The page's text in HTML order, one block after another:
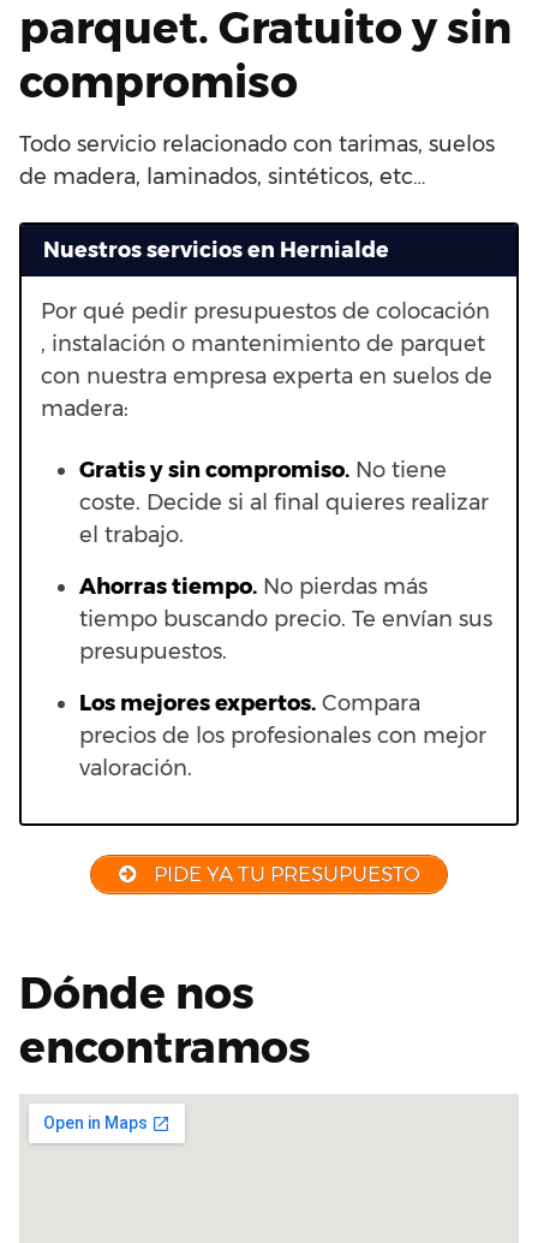
parquet. Gratuito y sin
compromiso
Todo servicio relacionado con tarimas, suelos
de madera, laminados, sintéticos, etc…
Nuestros servicios en Hernialde
Por qué pedir presupuestos de colocación
, instalación o mantenimiento de parquet
con nuestra empresa experta en suelos de
madera:
Gratis y sin compromiso. No tiene
coste. Decide si al final quieres realizar
el trabajo.
Ahorras tiempo. No pierdas más
tiempo buscando precio. Te envían sus
presupuestos.
Los mejores expertos. Compara
precios de los profesionales con mejor
valoración.
PIDE YA TU PRESUPUESTO
Dónde nos
encontramos